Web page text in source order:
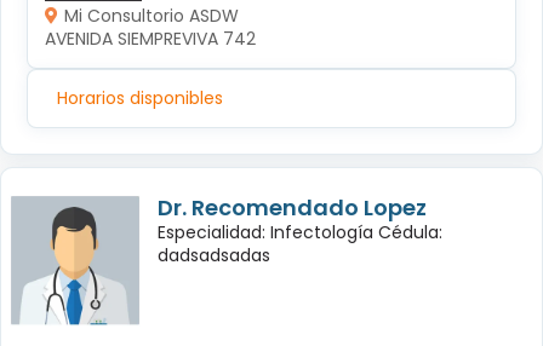
Mi Consultorio ASDW
AVENIDA SIEMPREVIVA 742
Horarios disponibles
Dr. Recomendado Lopez
Especialidad: Infectología Cédula:
dadsadsadas